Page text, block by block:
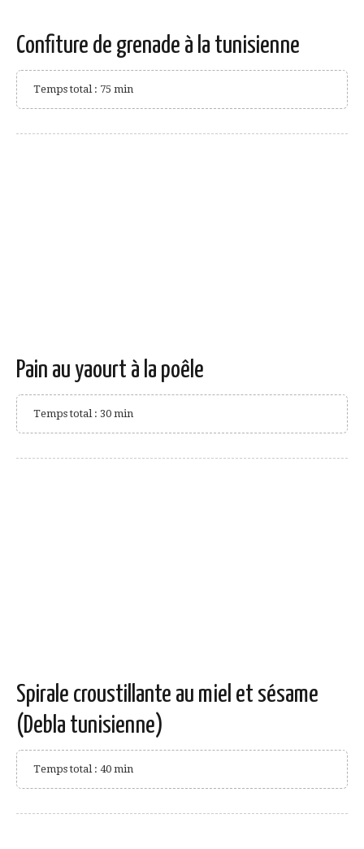
Confiture de grenade à la tunisienne
Temps total : 75 min
Pain au yaourt à la poêle
Temps total : 30 min
Spirale croustillante au miel et sésame
(Debla tunisienne)
Temps total : 40 min